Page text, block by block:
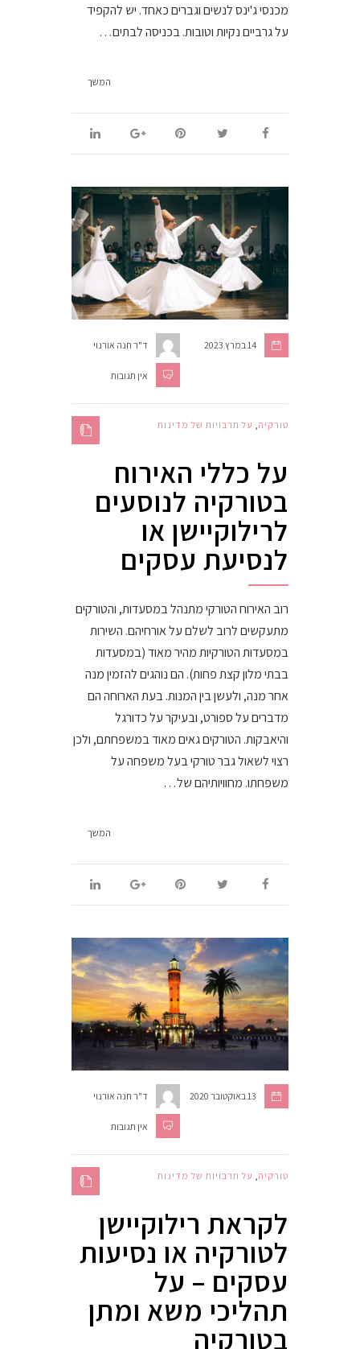
מכנסי ג'ינס לנשים וגברים כאחד. יש להקפיד
על גרביים נקיות וטובות. בכניסה לבתים…
המשך
ד"ר חנה אורנוי 14 במרץ 2023
אין תגובות
טורקיה על תרבויות של מדינות
על כללי האירוח
בטורקיה לנוסעים
לרילוקיישן או
לנסיעת עסקים
רוב האירוח הטורקי מתנהל במסעדות, והטורקים
מתעקשים לרוב לשלם על אורחיהם. השירות
במסעדות הטורקיות מהיר מאוד (במסעדות
בבתי מלון קצת פחות). הם נוהגים להזמין מנה
אחר מנה, ולעשן בין המנות. בעת הארוחה הם
מדברים על ספורט, ובעיקר על כדורגל
והיאבקות. הטורקים גאים מאוד במשפחתם, ולכן
רצוי לשאול גבר טורקי בעל משפחה על
משפחתו. מחוויותיהם של…
המשך
ד"ר חנה אורנוי 13 באוקטובר 2020
אין תגובות
טורקיה על תרבויות של מדינות
לקראת רילוקיישן
לטורקיה או נסיעות
עסקים – על
תהליכי משא ומתן
בטורקיה